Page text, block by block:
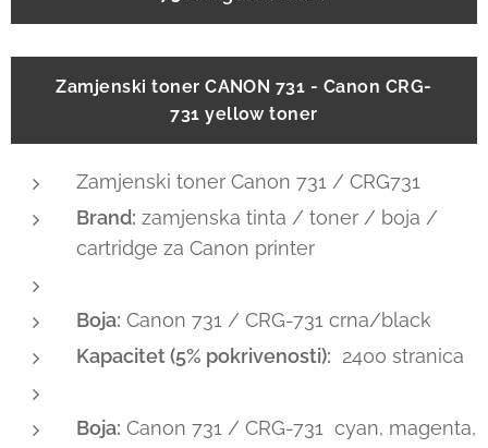
Zamjenski toner CANON 731 - Canon CRG-
731 yellow toner
Zamjenski toner Canon 731 / CRG731
Brand: zamjenska tinta / toner / boja /
cartridge za Canon printer
Boja: Canon 731 / CRG-731 crna/black
Kapacitet (5% pokrivenosti): 2400 stranica
Boja: Canon 731 / CRG-731 cyan, magenta,